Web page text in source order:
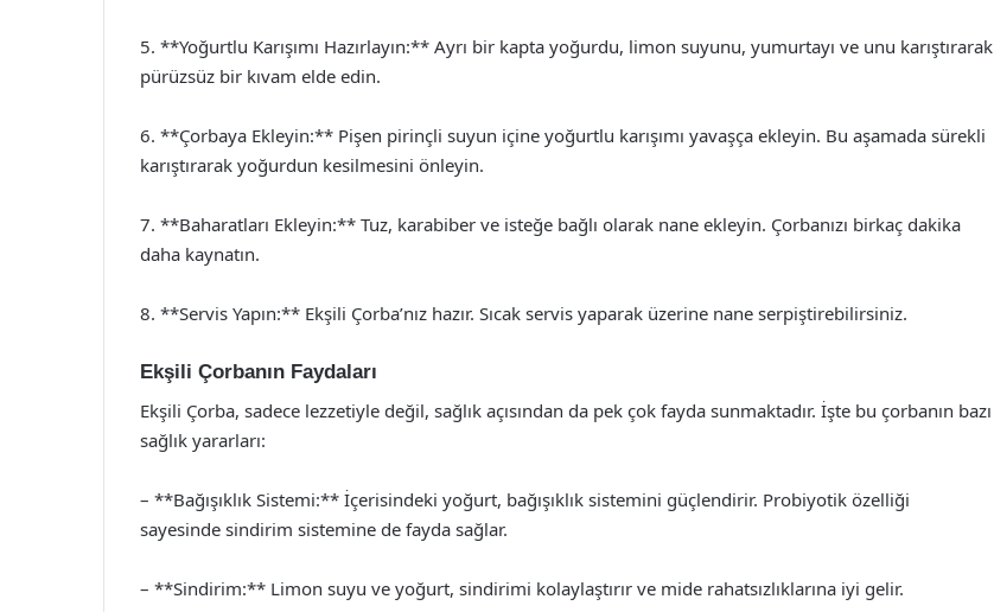
5. **Yoğurtlu Karışımı Hazırlayın:** Ayrı bir kapta yoğurdu, limon suyunu, yumurtayı ve unu karıştırarak
pürüzsüz bir kıvam elde edin.
6. **Çorbaya Ekleyin:** Pişen pirinçli suyun içine yoğurtlu karışımı yavaşça ekleyin. Bu aşamada sürekli
karıştırarak yoğurdun kesilmesini önleyin.
7. **Baharatları Ekleyin:** Tuz, karabiber ve isteğe bağlı olarak nane ekleyin. Çorbanızı birkaç dakika
daha kaynatın.
8. **Servis Yapın:** Ekşili Çorba’nız hazır. Sıcak servis yaparak üzerine nane serpiştirebilirsiniz.
Ekşili Çorbanın Faydaları
Ekşili Çorba, sadece lezzetiyle değil, sağlık açısından da pek çok fayda sunmaktadır. İşte bu çorbanın bazı
sağlık yararları:
– **Bağışıklık Sistemi:** İçerisindeki yoğurt, bağışıklık sistemini güçlendirir. Probiyotik özelliği
sayesinde sindirim sistemine de fayda sağlar.
– **Sindirim:** Limon suyu ve yoğurt, sindirimi kolaylaştırır ve mide rahatsızlıklarına iyi gelir.